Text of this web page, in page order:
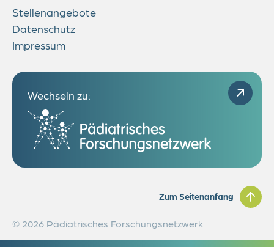
Stellenangebote
Datenschutz
Impressum
Wechseln zu:
Zum Seitenanfang
© 2026 Pädiatrisches Forschungsnetzwerk